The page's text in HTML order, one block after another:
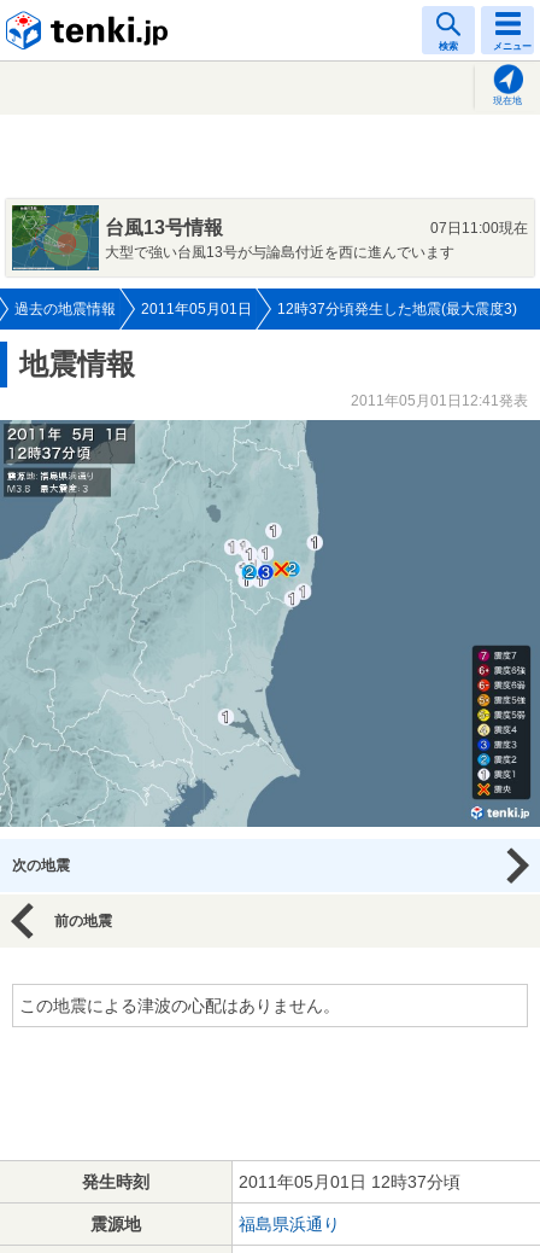
検索 メニュー
現在地
台風13号情報
07日11:00現在
大型で強い台風13号が与論島付近を西に進んでいます
過去の地震情報 2011年05月01日 12時37分頃発生した地震(最大震度3)
地震情報
2011年05月01日12:41発表
次の地震
前の地震
この地震による津波の心配はありません。
発生時刻 2011年05月01日 12時37分頃
震源地 福島県浜通り